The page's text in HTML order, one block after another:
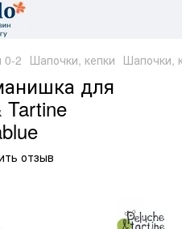
2 Шапочки, кепки Шапочки,
для
Tartine
отзыв